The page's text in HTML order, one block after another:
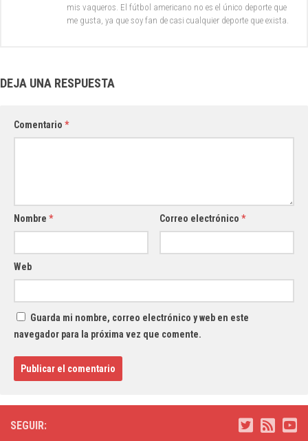
mis vaqueros. El fútbol americano no es el único deporte que
me gusta, ya que soy fan de casi cualquier deporte que exista.
DEJA UNA RESPUESTA
Comentario *
Nombre * Correo electrónico*
Web
Guarda mi nombre, correo electrónico y web en este
navegador para la próxima vez que comente.
SEGUIR: